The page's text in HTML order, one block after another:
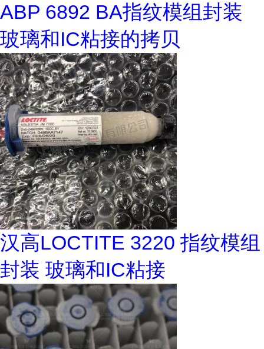
ABP 6892 BA指纹模组封装
玻璃和IC粘接的拷贝
汉高LOCTITE 3220 指纹模组
封装 玻璃和IC粘接